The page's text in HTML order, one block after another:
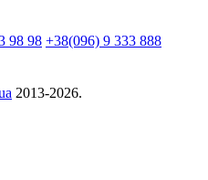
98 98 +38(096) 9 333 888
2013-2026.